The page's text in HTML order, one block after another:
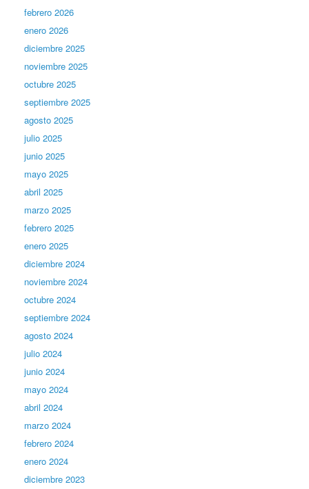
febrero 2026
enero 2026
diciembre 2025
noviembre 2025
octubre 2025
septiembre 2025
agosto 2025
julio 2025
junio 2025
mayo 2025
abril 2025
marzo 2025
febrero 2025
enero 2025
diciembre 2024
noviembre 2024
octubre 2024
septiembre 2024
agosto 2024
julio 2024
junio 2024
mayo 2024
abril 2024
marzo 2024
febrero 2024
enero 2024
diciembre 2023